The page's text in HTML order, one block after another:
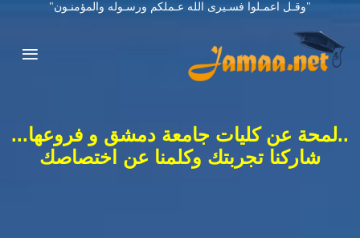
"وقـل اعمـلوا فسـيرى الله عـملكم ورسـوله والمؤمنـون"
..لمحة عن كليات جامعة دمشق و فروعها...
شاركنا تجربتك وكلمنا عن اختصاصك